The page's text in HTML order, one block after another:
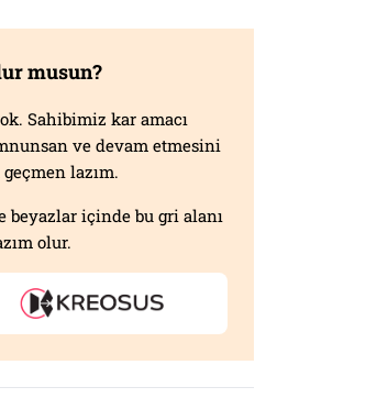
musun?
Sahibimiz kar amacı
ve devam etmesini
lazım.
beyazlar içinde bu gri alanı
olur.